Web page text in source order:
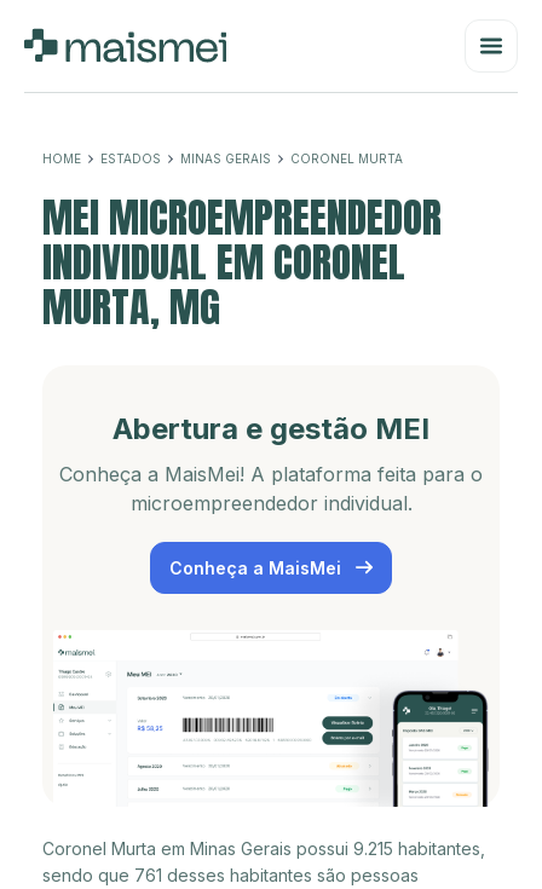
HOME ESTADOS MINAS GERAIS CORONEL MURTA
MEI MICROEMPREENDEDOR
INDIVIDUAL EM CORONEL
MURTA, MG
Abertura e gestão MEI
Conheça a MaisMei! A plataforma feita para o
microempreendedor individual.
Conheça a MaisMei
Coronel Murta em Minas Gerais possui 9.215 habitantes,
sendo que 761 desses habitantes são pessoas